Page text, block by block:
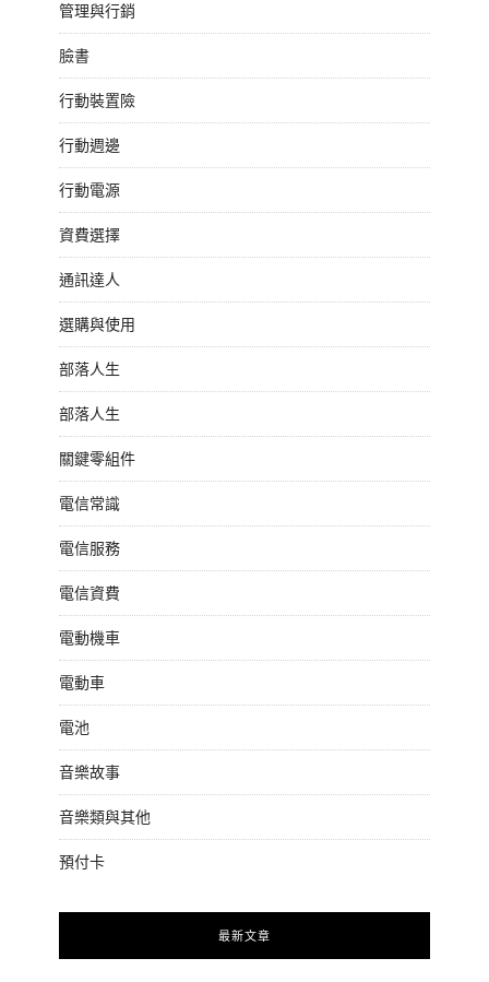
管理與行銷
臉書
行動裝置險
行動週邊
行動電源
資費選擇
通訊達人
選購與使用
部落人生
部落人生
關鍵零組件
電信常識
電信服務
電信資費
電動機車
電動車
電池
音樂故事
音樂類與其他
預付卡
最新文章